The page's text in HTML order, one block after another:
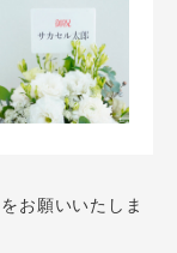
お願いいたしま